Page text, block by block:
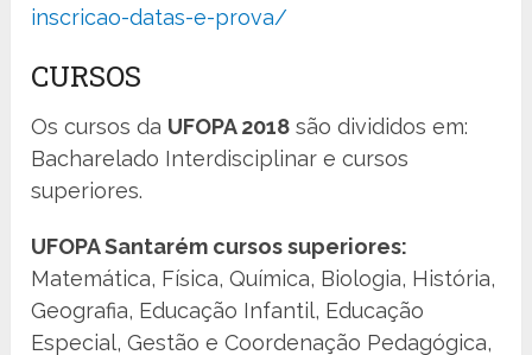
inscricao-datas-e-prova/
CURSOS
Os cursos da UFOPA 2018 são divididos em:
Bacharelado Interdisciplinar e cursos
superiores.
UFOPA Santarém cursos superiores:
Matemática, Física, Química, Biologia, História,
Geografia, Educação Infantil, Educação
Especial, Gestão e Coordenação Pedagógica,